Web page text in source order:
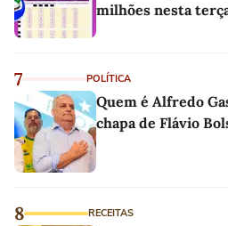
milhões nesta
7 POLÍTICA
Quem é Alfredo
chapa de Flávio
8 RECEITAS